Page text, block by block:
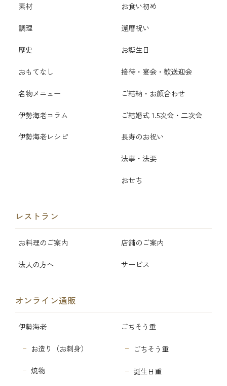
素材
調理
歴史
おもてなし
名物メニュー
伊勢海老コラム
伊勢海老レシピ
お食い初め
還暦祝い
お誕生日
接待・宴会・歓送迎会
ご結納・お顔合わせ
ご結婚式 1.5次会・二次会
長寿のお祝い
法事・法要
おせち
レストラン
お料理のご案内 店舗のご案内
法人の方へ サービス
オンライン通販
伊勢海老
お造り（お刺身）
焼物
ごちそう重
ごちそう重
誕生日重